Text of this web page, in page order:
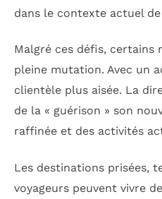
dans le contexte actuel
Malgré ces défis,
pleine mutation. Avec un
clientèle plus aisée. La
de la « guérison » son
raffinée et des activités
Les destinations prisées,
voyageurs peuvent vivre